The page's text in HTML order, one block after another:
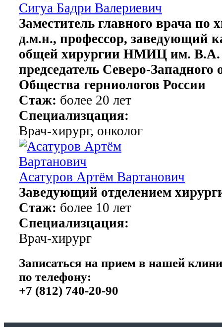
Сигуа Бадри Валериевич
Заместитель главного врача по
д.м.н., профессор, заведующий
общей хирургии НМИЦ им. В.А.
председатель Северо-Западного
Общества герниологов России
Стаж: более 20 лет
Специализцация:
Врач-хирург, онколог
Асатуров Артём Вартанович
Заведующий отделением
Стаж: более 10 лет
Специализцация:
Врач-хирург
Записаться на прием в нашей
по телефону:
+7 (812) 740-20-90